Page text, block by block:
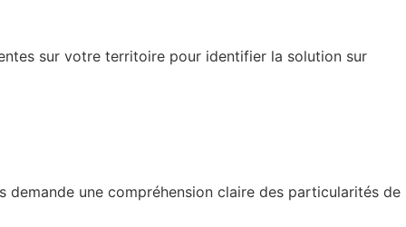
sur votre territoire pour identifier la solution sur
une compréhension claire des particularités de